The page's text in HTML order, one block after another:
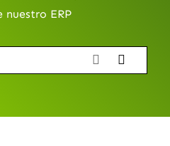
nuestro ERP